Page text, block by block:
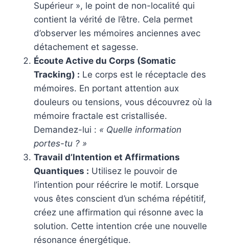
Supérieur », le point de non-localité qui
contient la vérité de l’être. Cela permet
d’observer les mémoires anciennes avec
détachement et sagesse.
Écoute Active du Corps (Somatic
Tracking) : Le corps est le réceptacle des
mémoires. En portant attention aux
douleurs ou tensions, vous découvrez où la
mémoire fractale est cristallisée.
Demandez-lui : « Quelle information
portes-tu ? »
Travail d’Intention et Affirmations
Quantiques : Utilisez le pouvoir de
l’intention pour réécrire le motif. Lorsque
vous êtes conscient d’un schéma répétitif,
créez une affirmation qui résonne avec la
solution. Cette intention crée une nouvelle
résonance énergétique.